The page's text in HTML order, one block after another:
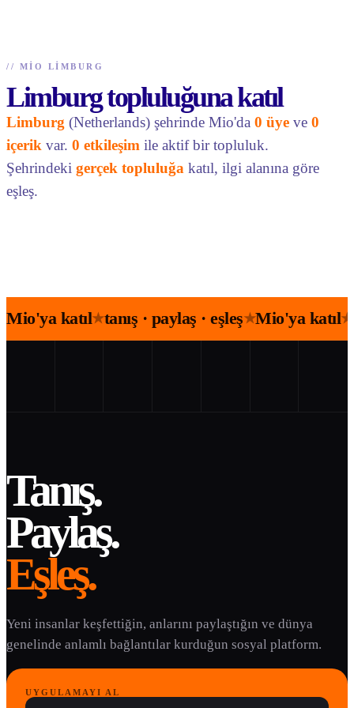
// MIO LIMBURG
Limburg topluluğuna katıl
Limburg (Netherlands) şehrinde Mio'da 0 üye ve 0
içerik var. 0 etkileşim ile aktif bir topluluk.
Şehrindeki gerçek topluluğa katıl, ilgi alanına göre
eşleş.
Mio'ya katıl★tanış · paylaş · eşleş★Mio'ya katıl★
Tanış.
Paylaş.
Eşleş.
Yeni insanlar keşfettiğin, anlarını paylaştığın ve dünya
genelinde anlamlı bağlantılar kurduğun sosyal platform.
UYGULAMAYI AL